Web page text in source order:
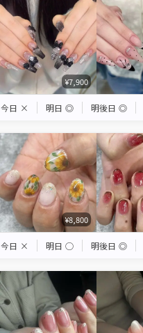
¥7,900
今日 × 明日 ◎ 明後日 ◎
¥8,800
今日 × 明日 ◯ 明後日 ◎